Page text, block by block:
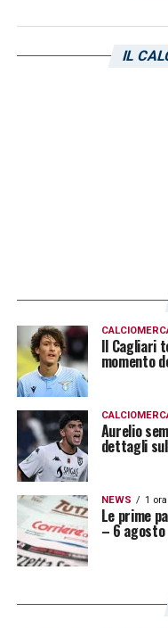
non sono ancora
SUDTIROL E PISA
andata. Loro non
pericolosi,
siamo
bella partita, è un
Quest’anno le
bisogna giocare
partita ogni sabato
IL
Il Cagliari
momento
Aurelio
dettagli
NEWS 1
Le prime
– 6 agosto